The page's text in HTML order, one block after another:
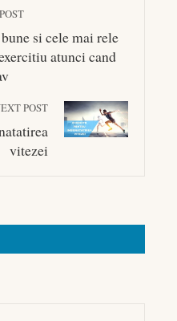
si cele mai rele
atunci cand
POST
vitezei